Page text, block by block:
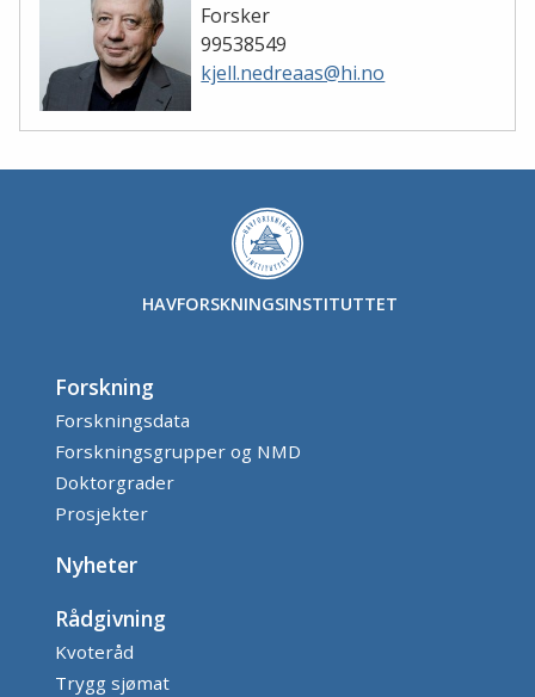
Forsker
99538549
kjell.nedreaas@hi.no
HAVFORSKNINGSINSTITUTTET
Forskning
Forskningsdata
Forskningsgrupper og NMD
Doktorgrader
Prosjekter
Nyheter
Rådgivning
Kvoteråd
Trygg sjømat